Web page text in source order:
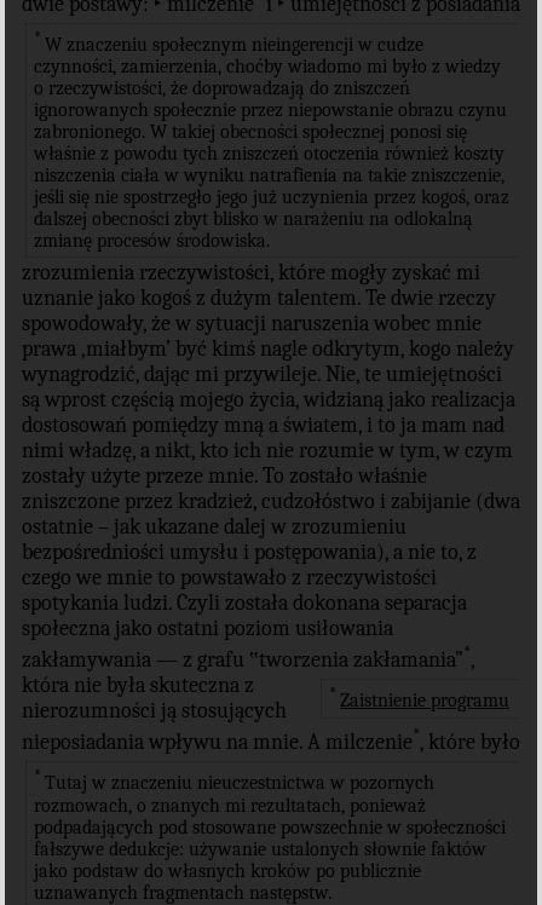
* W znaczeniu społecznym nieingerencji w cudze
czynności, zamierzenia, choćby wiadomo mi było z wiedzy
o rzeczywistości, że doprowadzają do zniszczeń
ignorowanych społecznie przez niepowstanie obrazu czynu
zabronionego. W takiej obecności społecznej ponosi się
właśnie z powodu tych zniszczeń otoczenia również koszty
niszczenia ciała w wyniku natrafienia na takie zniszczenie,
jeśli się nie spostrzegło jego już uczynienia przez kogoś, oraz
dalszej obecności zbyt blisko w narażeniu na odlokalną
zmianę procesów środowiska.
zrozumienia rzeczywistości, które mogły zyskać mi
uznanie jako kogoś z dużym talentem. Te dwie rzeczy
spowodowały, że w sytuacji naruszenia wobec mnie
prawa ‚miałbym’ być kimś nagle odkrytym, kogo należy
wynagrodzić, dając mi przywileje. Nie, te umiejętności
są wprost częścią mojego życia, widzianą jako realizacja
dostosowań pomiędzy mną a światem, i to ja mam nad
nimi władzę, a nikt, kto ich nie rozumie w tym, w czym
zostały użyte przeze mnie. To zostało właśnie
zniszczone przez kradzież, cudzołóstwo i zabijanie (dwa
ostatnie – jak ukazane dalej w zrozumieniu
bezpośredniości umysłu i postępowania), a nie to, z
czego we mnie to powstawało z rzeczywistości
spotykania ludzi. Czyli została dokonana separacja
społeczna jako ostatni poziom usiłowania
zakłamywania — z grafu ‟tworzenia zakłamania”*
* Zaistnienie programu
,
która nie była skuteczna z
nierozumności ją stosujących
nieposiadania wpływu na mnie. A milczenie*
* Tutaj w znaczeniu nieuczestnictwa w pozornych
rozmowach, o znanych mi rezultatach, ponieważ
podpadających pod stosowane powszechnie w społeczności
fałszywe dedukcje: używanie ustalonych słownie faktów
jako podstaw do własnych kroków po publicznie
uznawanych fragmentach następstw.
, które było